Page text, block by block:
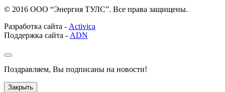
© 2016 ООО “Энергия ТУЛС”. Все права защищены.
Разработка сайта - Activica
Поддержка сайта - ADN
Поздравляем, Вы подписаны на новости!
Закрыть